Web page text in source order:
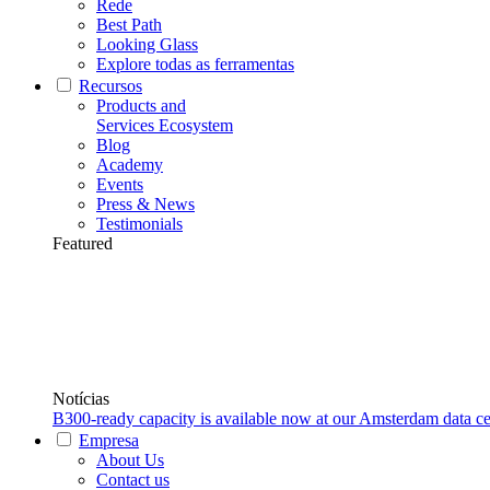
Rede
Best Path
Looking Glass
Explore todas as ferramentas
Recursos
Products and
Services Ecosystem
Blog
Academy
Events
Press & News
Testimonials
Featured
Notícias
B300-ready capacity is available now at our Amsterdam data
Empresa
About Us
Contact us